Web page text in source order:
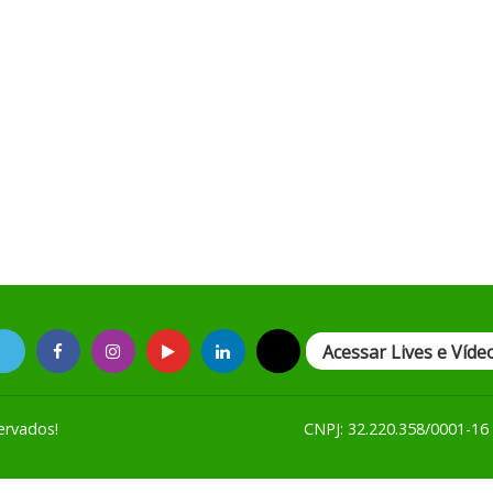
Acessar Lives e
CNPJ: 32.220.358/0001-16